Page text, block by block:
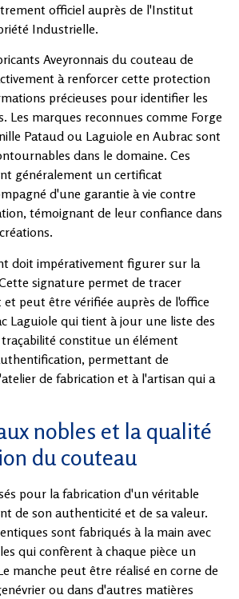
officiel auprès de l'Institut
Industrielle.
Aveyronnais du couteau de
à renforcer cette protection
précieuses pour identifier les
Les marques reconnues comme Forge
Pataud ou Laguiole en Aubrac sont
dans le domaine. Ces
généralement un certificat
d'une garantie à vie contre
témoignant de leur confiance dans
doit impérativement figurer sur la
signature permet de tracer
peut être vérifiée auprès de l'office
Laguiole qui tient à jour une liste des
constitue un élément
permettant de
de fabrication et à l'artisan qui a
nobles et la qualité
du couteau
pour la fabrication d'un véritable
de son authenticité et de sa valeur.
sont fabriqués à la main avec
qui confèrent à chaque pièce un
manche peut être réalisé en corne de
ou dans d'autres matières